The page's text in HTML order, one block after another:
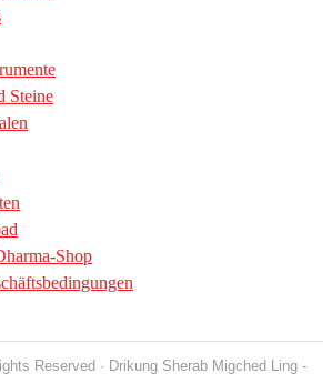
Steine
Shop
Reserved · Drikung Sherab Migched Ling -